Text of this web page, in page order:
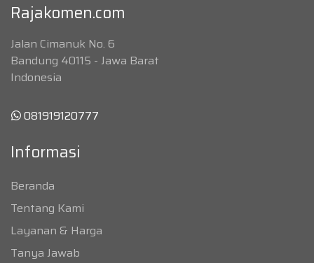
Rajakomen.com
Jalan Cimanuk No. 6
Bandung 40115 - Jawa Barat
Indonesia
081919120777
Informasi
Beranda
Tentang Kami
Layanan & Harga
Tanya Jawab